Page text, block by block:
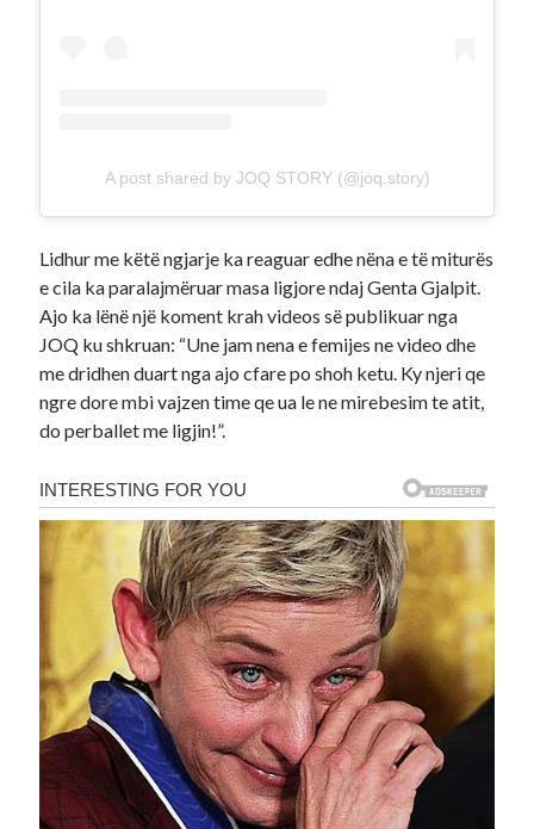
A post shared by JOQ STORY (@joq.story)
Lidhur me këtë ngjarje ka reaguar edhe nëna e të miturës
e cila ka paralajmëruar masa ligjore ndaj Genta Gjalpit.
Ajo ka lënë një koment krah videos së publikuar nga
JOQ ku shkruan: “Une jam nena e femijes ne video dhe
me dridhen duart nga ajo cfare po shoh ketu. Ky njeri qe
ngre dore mbi vajzen time qe ua le ne mirebesim te atit,
do perballet me ligjin!”.